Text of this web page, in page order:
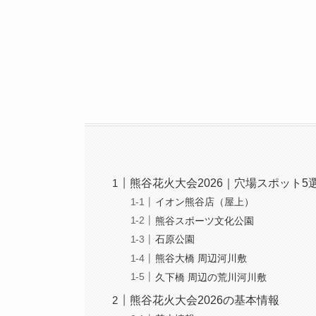
熊谷花火大会2026｜穴場スポット5
イオン熊谷店（屋上）
熊谷スポーツ文化公園
石原公園
熊谷大橋 周辺河川敷
久下橋 周辺の荒川河川敷
熊谷花火大会2026の基本情報